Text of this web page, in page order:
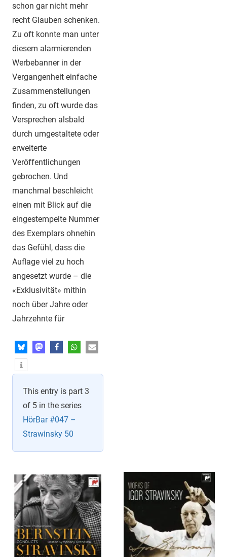
schon gar nicht mehr
recht Glauben schenken.
Zu oft konnte man unter
diesem alarmierenden
Werbebanner in der
Vergangenheit einfache
Zusammenstellungen
finden, zu oft wurde das
Versprechen alsbald
durch umgestaltete oder
erweiterte
Veröffentlichungen
gebrochen. Und
manchmal beschleicht
einen mit Blick auf die
eingestempelte Nummer
des Exemplars ohnehin
das Gefühl, dass die
Auflage viel zu hoch
angesetzt wurde – die
«Exklusivität» mithin
noch über Jahre oder
Jahrzehnte für
This entry is part 3
of 5 in the series
HörBar #047 –
Strawinsky 50